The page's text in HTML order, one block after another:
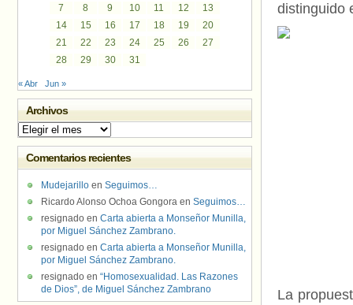
distinguido
La
7
8 9 10 11 12
13
14
15 16 17 18 19
20
21
22 23 24 25 26
27
28
29 30 31
« Abr Jun »
Archivos
Archivos
Comentarios recientes
Mudejarillo en Seguimos…
Ricardo Alonso Ochoa Gongora en Seguimos…
resignado en Carta abierta a Monseñor Munilla,
por Miguel Sánchez Zambrano.
resignado en Carta abierta a Monseñor Munilla,
por Miguel Sánchez Zambrano.
resignado en “Homosexualidad. Las Razones
de Dios”, de Miguel Sánchez Zambrano